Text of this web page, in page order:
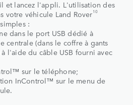
et lancez l'appli. L'utilisation des
véhicule Land Rover10
:
dans le port USB dédié à
centrale (dans le coffre à gants
l'aide du câble USB fourni avec
sur le téléphone;
InControl™ sur le menu de